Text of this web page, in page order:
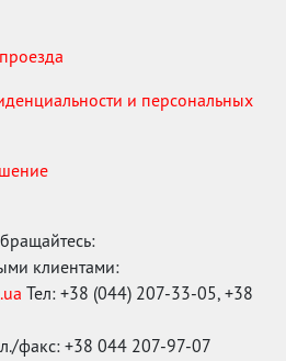
и персональных
клиентами:
Тел: +38 (044) 207-33-05, +38
факс: +38 044 207-97-07